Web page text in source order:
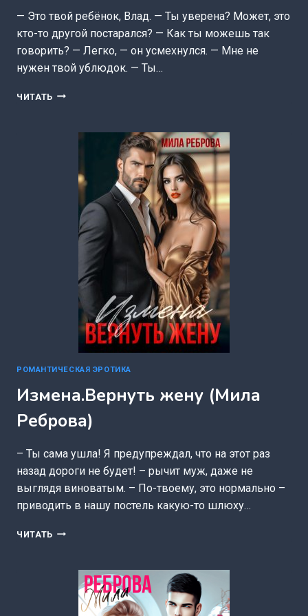
— Это твой ребёнок, Влад. — Ты уверена? Может, это
кто-то другой постарался? — Как ты можешь так
говорить? — Легко, — он усмехнулся. — Мне не
нужен твой ублюдок. — Ты…
ЧИТАТЬ БЕРЕМЕННА
ТВОЙ
БАСТАРД
(МИЛА
РЕБРОВА)
РОМАНТИЧЕСКАЯ ЭРОТИКА
Измена.Вернуть жену (Мила
Реброва)
– Ты сама ушла! Я предупреждал, что на этот раз
назад дороги не будет! – рычит муж, даже не
выглядя виноватым. – По-твоему, это нормально –
приводить в нашу постель какую-то шлюху…
ЧИТАТЬ ИЗМЕНА.ВЕРНУТЬ
РЕБРОВА)